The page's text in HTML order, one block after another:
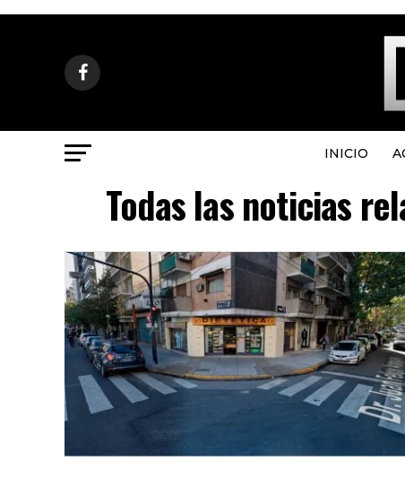
INICIO
Todas las noticias